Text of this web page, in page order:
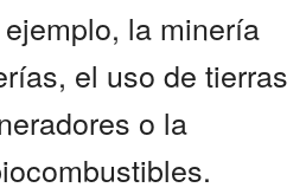
la minería
el uso de tierras
o la